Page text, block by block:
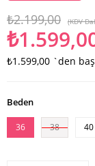
₺2.199,00 (KDV
₺1.599,00 `den
Beden
36 38 40